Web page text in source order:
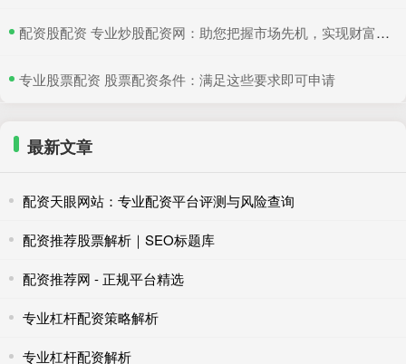
​配资股配资 专业炒股配资网：助您把握市场先机，实现财富增值
​专业股票配资 股票配资条件：满足这些要求即可申请
最新文章
配资天眼网站：专业配资平台评测与风险查询
配资推荐股票解析｜SEO标题库
配资推荐网 - 正规平台精选
专业杠杆配资策略解析
专业杠杆配资解析